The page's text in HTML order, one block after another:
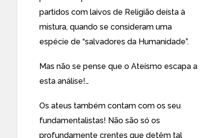
partidos com laivos de Religião deísta à
mistura, quando se consideram uma
espécie de “salvadores da Humanidade”.
Mas não se pense que o Ateísmo escapa a
esta análise!…
Os ateus também contam com os seu
fundamentalistas! Não são só os
profundamente crentes que detêm tal